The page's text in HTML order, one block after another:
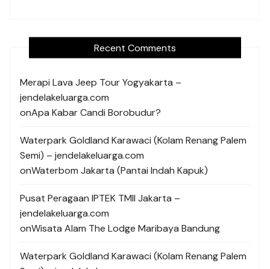
Recent Comments
Merapi Lava Jeep Tour Yogyakarta –
jendelakeluarga.com
onApa Kabar Candi Borobudur?
Waterpark Goldland Karawaci (Kolam Renang Palem
Semi) – jendelakeluarga.com
onWaterbom Jakarta (Pantai Indah Kapuk)
Pusat Peragaan IPTEK TMII Jakarta –
jendelakeluarga.com
onWisata Alam The Lodge Maribaya Bandung
Waterpark Goldland Karawaci (Kolam Renang Palem